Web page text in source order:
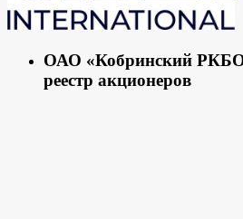
ОАО «Кобринский
реестр акционеров